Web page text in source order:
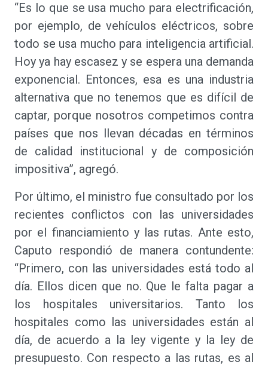
“Es lo que se usa mucho para electrificación,
por ejemplo, de vehículos eléctricos, sobre
todo se usa mucho para inteligencia artificial.
Hoy ya hay escasez y se espera una demanda
exponencial. Entonces, esa es una industria
alternativa que no tenemos que es difícil de
captar, porque nosotros competimos contra
países que nos llevan décadas en términos
de calidad institucional y de composición
impositiva”, agregó.
Por último, el ministro fue consultado por los
recientes conflictos con las universidades
por el financiamiento y las rutas. Ante esto,
Caputo respondió de manera contundente:
“Primero, con las universidades está todo al
día. Ellos dicen que no. Que le falta pagar a
los hospitales universitarios. Tanto los
hospitales como las universidades están al
día, de acuerdo a la ley vigente y la ley de
presupuesto. Con respecto a las rutas, es al